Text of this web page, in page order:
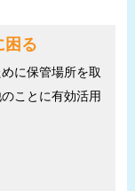
困る
に保管場所を取
ことに有効活用